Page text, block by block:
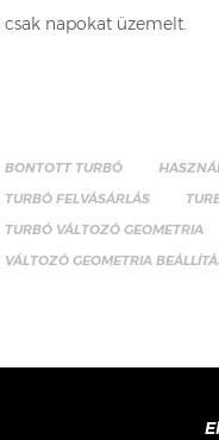
csak napokat üzemelt.
BONTOTT TURBÓ
TURBÓ FELVÁSÁRLÁS
TURBÓ VÁLTOZÓ GEOMETRIA
VÁLTOZÓ GEOMETRIA